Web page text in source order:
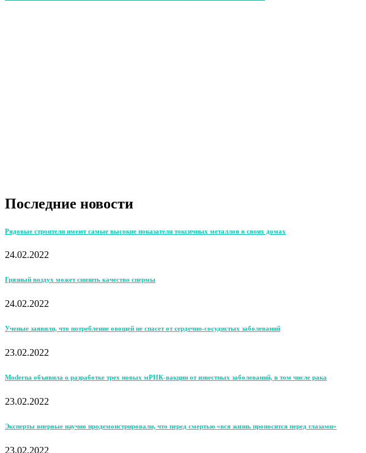
Последние новости
Рядовые строители имеют самые высокие показатели токсичных металлов в своих домах
24.02.2022
Грязный воздух может снизить качество спермы
24.02.2022
Ученые заявили, что потребление овощей не спасет от сердечно-сосудистых заболеваний
23.02.2022
Moderna объявила о разработке трех новых мРНК-вакцин от известных заболеваний, в том числе рака
23.02.2022
Эксперты впервые научно продемонстрировали, что перед смертью «вся жизнь проносится перед глазами»
23.02.2022